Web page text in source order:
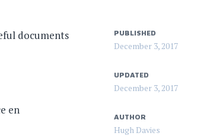
documents
en
PUBLISHED
December 3, 2017
UPDATED
December 3, 2017
AUTHOR
Hugh Davies